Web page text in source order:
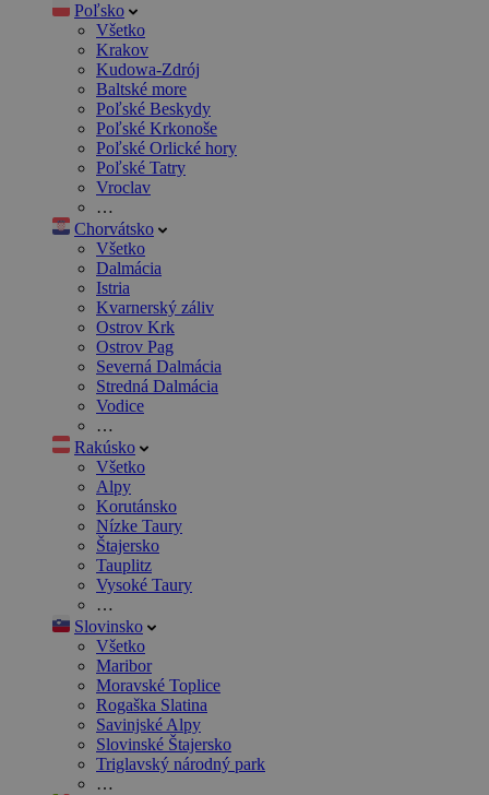
Poľsko
Všetko
Krakov
Kudowa-Zdrój
Baltské more
Poľské Beskydy
Poľské Krkonoše
Poľské Orlické hory
Poľské Tatry
Vroclav
…
Chorvátsko
Všetko
Dalmácia
Istria
Kvarnerský záliv
Ostrov Krk
Ostrov Pag
Severná Dalmácia
Stredná Dalmácia
Vodice
…
Rakúsko
Všetko
Alpy
Korutánsko
Nízke Taury
Štajersko
Tauplitz
Vysoké Taury
…
Slovinsko
Všetko
Maribor
Moravské Toplice
Rogaška Slatina
Savinjské Alpy
Slovinské Štajersko
Triglavský národný park
…